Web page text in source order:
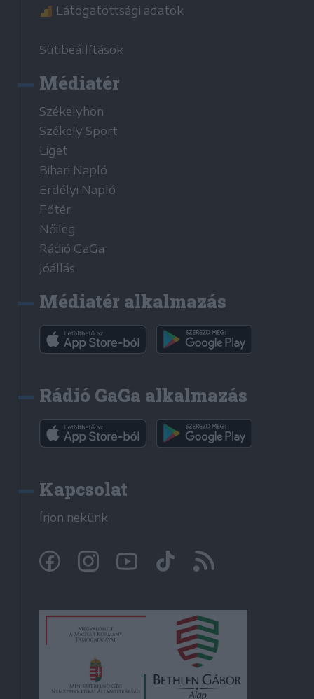
Látogatottsági adatok
Sütibeállítások
Médiatér
Székelyhon
Székely Sport
Liget
Bihari Napló
Erdélyi Napló
Főtér
Nőileg
Rádió GaGa
Jóállás
Médiatér alkalmazás
Rádió GaGa alkalmazás
Kapcsolat
Írjon nekünk